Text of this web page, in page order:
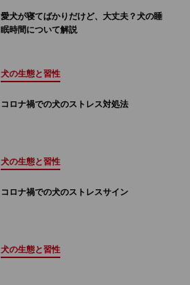
愛犬が寝てばかりだけど、大丈夫？犬の睡
眠時間について解説
犬の生態と習性
コロナ禍での犬のストレス対処法
犬の生態と習性
コロナ禍での犬のストレスサイン
犬の生態と習性